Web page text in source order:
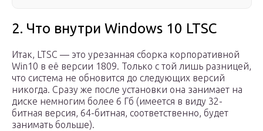
2. Что внутри Windows 10 LTSC
Итак, LTSC — это урезанная сборка корпоративной
Win10 в её версии 1809. Только с той лишь разницей,
что система не обновится до следующих версий
никогда. Сразу же после установки она занимает на
диске немногим более 6 Гб (имеется в виду 32-
битная версия, 64-битная, соответственно, будет
занимать больше).